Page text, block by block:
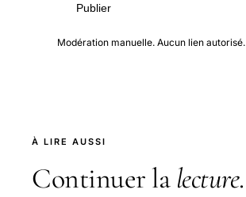
Publier
Modération manuelle. Aucun lien autorisé.
À LIRE AUSSI
Continuer la lecture.